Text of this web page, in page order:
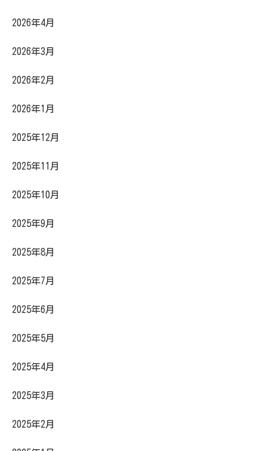
2026年4月
2026年3月
2026年2月
2026年1月
2025年12月
2025年11月
2025年10月
2025年9月
2025年8月
2025年7月
2025年6月
2025年5月
2025年4月
2025年3月
2025年2月